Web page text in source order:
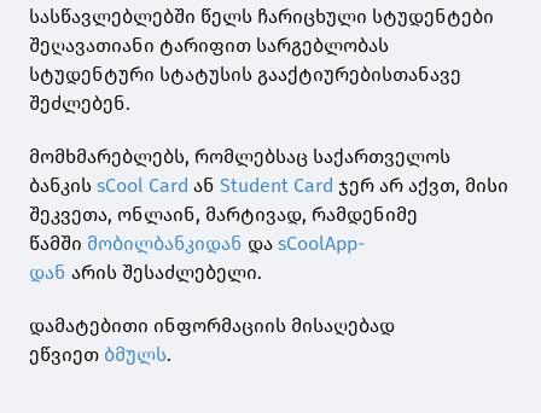
სასწავლებლებში წელს ჩარიცხული სტუდენტები
შეღავათიანი ტარიფით სარგებლობას
სტუდენტური სტატუსის გააქტიურებისთანავე
შეძლებენ.
მომხმარებლებს, რომლებსაც საქართველოს
ბანკის sCool Card ან Student Card ჯერ არ აქვთ, მისი
შეკვეთა, ონლაინ, მარტივად, რამდენიმე
წამში მობილბანკიდან და sCoolApp-
დან არის შესაძლებელი.
დამატებითი ინფორმაციის მისაღებად
ეწვიეთ ბმულს.